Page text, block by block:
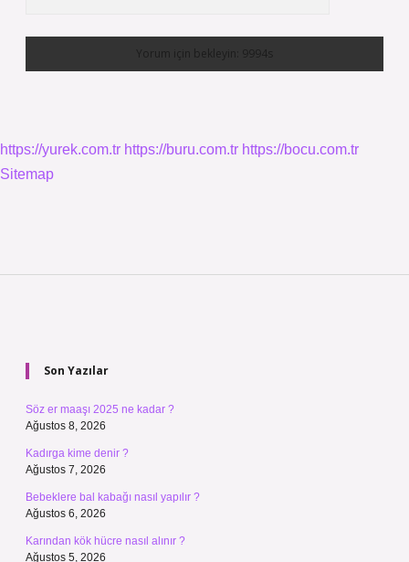
https://yurek.com.tr https://buru.com.tr https://bocu.com.tr
Sitemap
Son Yazılar
Söz er maaşı 2025 ne kadar ?
Ağustos 8, 2026
Kadırga kime denir ?
Ağustos 7, 2026
Bebeklere bal kabağı nasıl yapılır ?
Ağustos 6, 2026
Karından kök hücre nasıl alınır ?
Ağustos 5, 2026